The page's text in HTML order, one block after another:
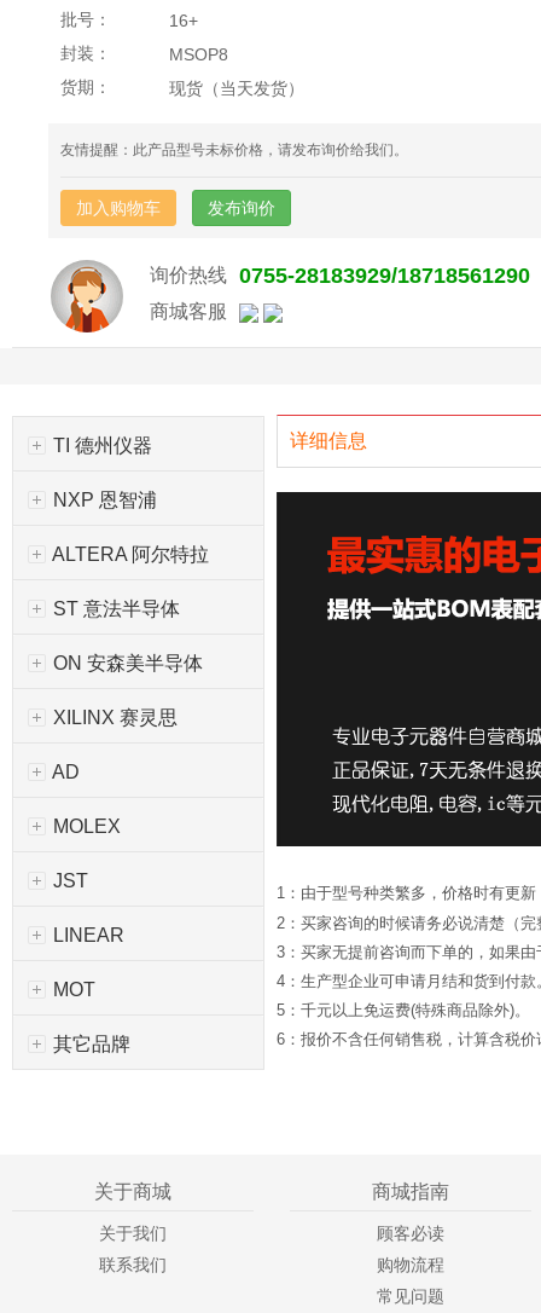
批号： 16+
封装： MSOP8
货期： 现货（当天发货）
友情提醒：此产品型号未标价格，请发布询价给我们。
加入购物车 发布询价
询价热线 0755-28183929/18718561290
商城客服
TI 德州仪器
NXP 恩智浦
ALTERA 阿尔特拉
ST 意法半导体
ON 安森美半导体
XILINX 赛灵思
AD
MOLEX
JST
LINEAR
MOT
其它品牌
详细信息
1：由于型号种类繁多，价格时有更
2：买家咨询的时候请务必说清楚（
3：买家无提前咨询而下单的，如果
4：生产型企业可申请月结和货到付款
5：千元以上免运费(特殊商品除外)。
6：报价不含任何销售税，计算含税价
关于商城
关于我们
联系我们
商城指南
顾客必读
购物流程
常见问题